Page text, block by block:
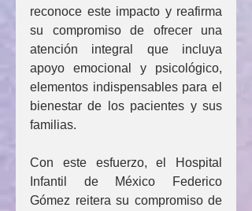
reconoce este impacto y reafirma
su compromiso de ofrecer una
atención integral que incluya
apoyo emocional y psicológico,
elementos indispensables para el
bienestar de los pacientes y sus
familias.
Con este esfuerzo, el Hospital
Infantil de México Federico
Gómez reitera su compromiso de